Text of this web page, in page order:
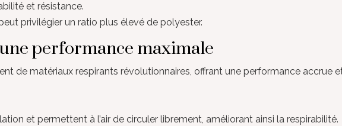
et résistance.
privilégier un ratio plus élevé de polyester.
performance maximale
de matériaux respirants révolutionnaires, offrant une performance accrue
et permettent à l’air de circuler librement, améliorant ainsi la respirabilité.